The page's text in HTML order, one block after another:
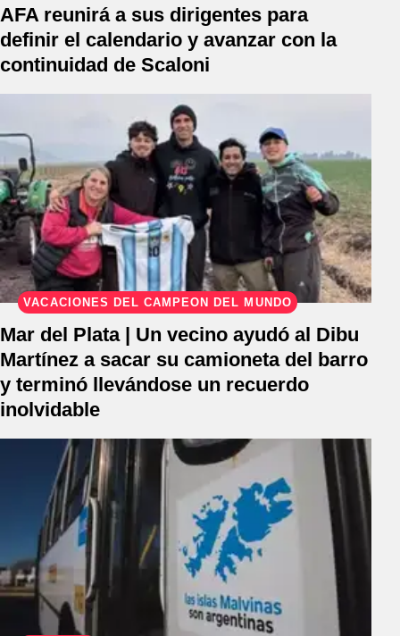
AFA reunirá a sus dirigentes para
definir el calendario y avanzar con la
continuidad de Scaloni
VACACIONES DEL CAMPEÓN DEL MUNDO
Mar del Plata | Un vecino ayudó al Dibu
Martínez a sacar su camioneta del barro
y terminó llevándose un recuerdo
inolvidable